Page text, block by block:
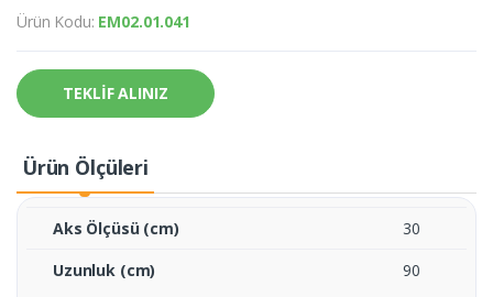
Ürün Kodu: EM02.01.041
TEKLİF ALINIZ
Ürün Ölçüleri
Aks Ölçüsü (cm)
30
Uzunluk (cm)
90